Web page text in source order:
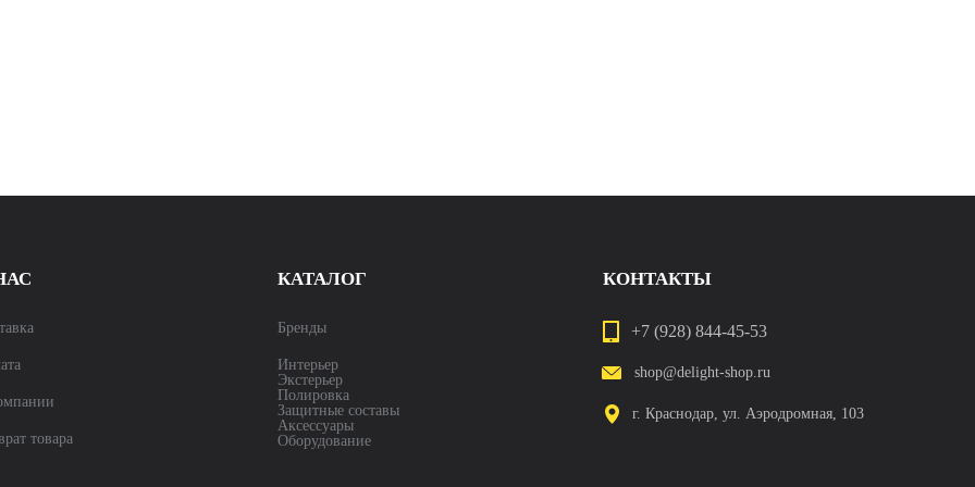
товара
КАТАЛОГ
Бренды
Интерьер
Экстерьер
Полировка
Защитные составы
Аксессуары
Оборудование
КОНТАКТЫ
+7 (928) 844-45-53
shop@delight-shop.ru
г. Краснодар, ул. Аэродромная, 103